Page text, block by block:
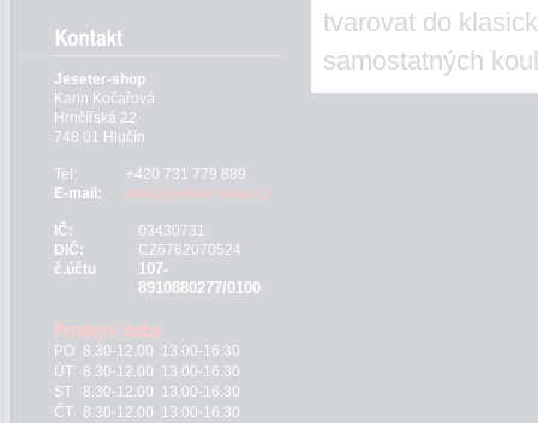
tvarovat do
samostatných
Jeseter-shop
Karin Kočařová
Hrnčířská 22
748 01 Hlučín
Tel:
+420 731 779 889
E-mail:
info@jeseter-shop.cz
IČ:
03430731
DIČ:
CZ6762070524
č.účtu
107-
8910880277/0100
PO 8.30-12.00 13.00-16.30
ÚT
8.30-12.00 13.00-16.30
ST
8.30-12.00 13.00-16.30
ČT
8.30-12.00 13.00-16.30